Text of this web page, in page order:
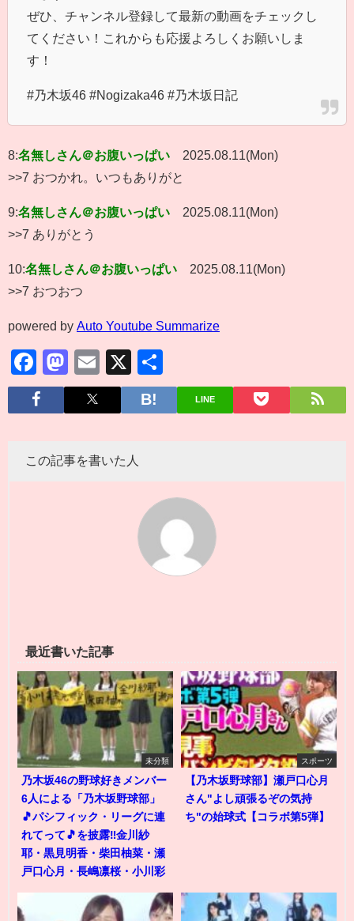
ぜひ、チャンネル登録して最新の動画をチェックし
てください！これからも応援よろしくお願いしま
す！
#乃木坂46 #Nogizaka46 #乃木坂日記
8:名無しさん＠お腹いっぱい
2025.08.11(Mon)
>>7 おつかれ。いつもありがと
9:名無しさん＠お腹いっぱい
2025.08.11(Mon)
>>7 ありがとう
10:名無しさん＠お腹いっぱい
2025.08.11(Mon)
>>7 おつおつ
powered by Auto Youtube Summarize
Facebook
Mastodon
Email
X
有
LINE
この記事を書いた人
最近書いた記事
未分類
乃木坂46の野球好きメンバー
6人による「乃木坂野球部」
🎵パシフィック・リーグに連
れてって🎵を披露‼️金川紗
耶・黒見明香・柴田柚菜・瀬
戸口心月・長嶋凛桜・小川彩
スポーツ
【乃木坂野球部】瀬戸口心月
さん"よし頑張るぞの気持
ち"の始球式【コラボ第5弾】